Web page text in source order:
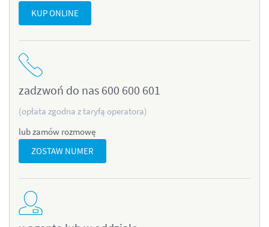
KUP ONLINE
zadzwoń do nas 600 600 601
(opłata zgodna z taryfą operatora)
lub zamów rozmowę
ZOSTAW NUMER